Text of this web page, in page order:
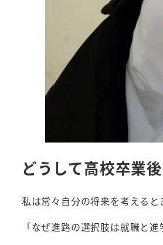
どうして高校卒業
私は常々自分の将来を考えると
「なぜ進路の選択肢は就職と進